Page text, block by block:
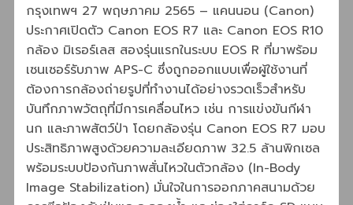
กรุงเทพฯ 27 พฤษภาคม 2565 – แคนนอน (Canon)
ประกาศเปิดตัว Canon EOS R7 และ Canon EOS R10
กล้อง มิเรอร์เลส สองรุ่นแรกในระบบ EOS R ที่มาพร้อม
เซนเซอร์รับภาพ APS-C ซึ่งถูกออกแบบเพื่อผู้ใช้งานที่
ต้องการกล้องถ่ายรูปที่ทำงานได้อย่างรวดเร็วสำหรับ
บันทึกภาพวัตถุที่มีการเคลื่อนไหว เช่น การแข่งขันกีฬา
นก และภาพสัตว์ป่า โดยกล้องรุ่น Canon EOS R7 มอบ
ประสิทธิภาพสูงด้วยความละเอียดภาพ 32.5 ล้านพิกเซล
พร้อมระบบป้องกันภาพสั่นไหวในตัวกล้อง (In-Body
Image Stabilization) มั่นใจในการออกภาคสนามด้วย